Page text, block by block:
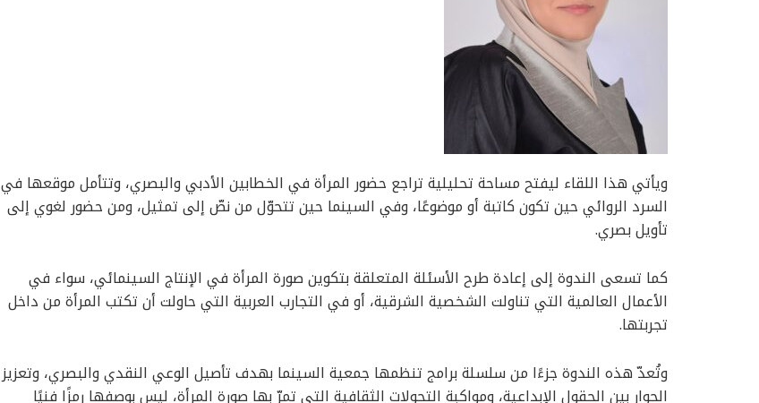
ويأتي هذا اللقاء ليفتح مساحة تحليلية تراجع حضور المرأة في الخطابين الأدبي والبصري، وتتأمل موقعها في
السرد الروائي حين تكون كاتبة أو موضوعًا، وفي السينما حين تتحوّل من نصّ إلى تمثيل، ومن حضور لغوي إلى
تأويل بصري.
كما تسعى الندوة إلى إعادة طرح الأسئلة المتعلقة بتكوين صورة المرأة في الإنتاج السينمائي، سواء في
الأعمال العالمية التي تناولت الشخصية الشرقية، أو في التجارب العربية التي حاولت أن تكتب المرأة من داخل
تجربتها.
وتُعدّ هذه الندوة جزءًا من سلسلة برامج تنظمها جمعية السينما بهدف تأصيل الوعي النقدي والبصري، وتعزيز
الحوار بين الحقول الإبداعية، ومواكبة التحولات الثقافية التي تمرّ بها صورة المرأة، ليس بوصفها رمزًا فنيًا